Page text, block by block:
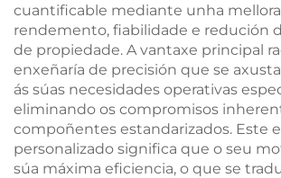
cuantificable mediante unha
rendemento, fiabilidade e redución
de propiedade. A vantaxe principal
enxeñaría de precisión que se
ás súas necesidades operativas
eliminando os compromisos
compoñentes estandarizados. Este
personalizado significa que o seu
súa máxima eficiencia, o que se